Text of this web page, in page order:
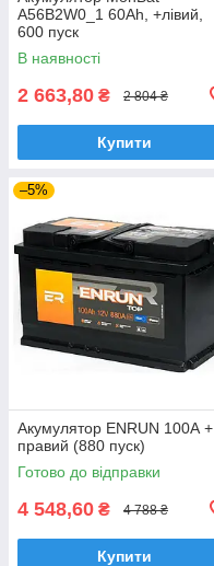
A56B2W0_1 60Ah, +лiвий,
600 пуск
В наявності
2 663,80 ₴ 2 804 ₴
Купити
–5%
Акумулятор ENRUN 100А +
правий (880 пуск)
Готово до відправки
4 548,60 ₴ 4 788 ₴
Купити